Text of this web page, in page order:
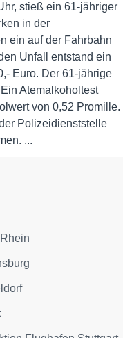
stieß ein 61-jähriger
in der
ein auf der Fahrbahn
Unfall entstand ein
Euro. Der 61-jährige
Atemalkoholtest
von 0,52 Promille.
Polizeidienststelle
...